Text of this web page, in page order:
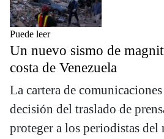
Puede leer
Un nuevo sismo de
costa de Venezuela
La cartera de
decisión del traslado de
proteger a los periodistas del